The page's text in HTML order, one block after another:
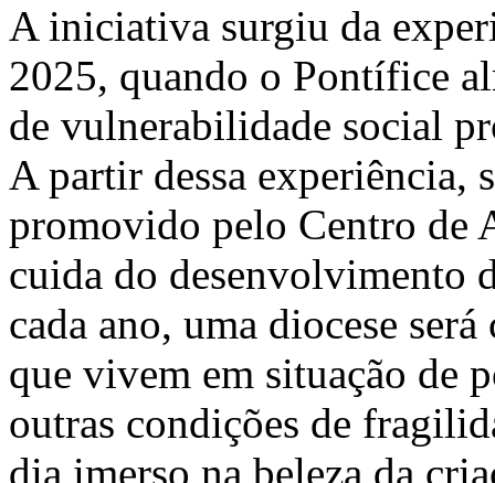
A iniciativa surgiu da
2025, quando o Pontífice
de vulnerabilidade social
A partir dessa experiência,
promovido pelo Centro de
cuida do desenvolvimento
cada ano, uma diocese
que vivem em situação de
outras condições de
dia imerso na beleza da